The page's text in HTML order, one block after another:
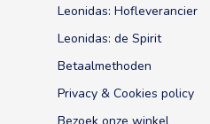
Leonidas: Hofleverancier
Leonidas: de Spirit
Betaalmethoden
Privacy & Cookies policy